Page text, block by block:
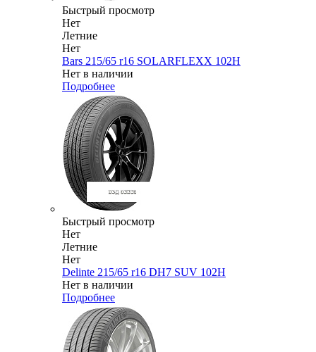
Быстрый просмотр
Нет
Летние
Нет
Bars 215/65 r16 SOLARFLEXX 102H
Нет в наличии
Подробнее
Быстрый просмотр
Нет
Летние
Нет
Delinte 215/65 r16 DH7 SUV 102H
Нет в наличии
Подробнее